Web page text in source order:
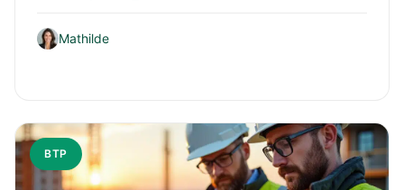
Mathilde
BTP